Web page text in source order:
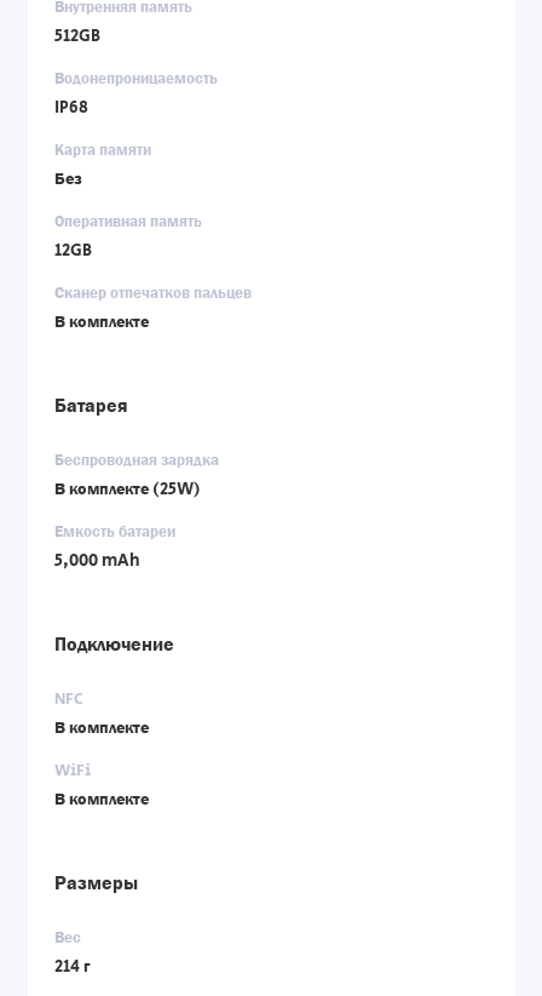
Внутренняя память
512GB
Водонепроницаемость
IP68
Карта памяти
Без
Оперативная память
12GB
Сканер отпечатков пальцев
В комплекте
Батарея
Беспроводная зарядка
В комплекте (25W)
Емкость батареи
5,000 mAh
Подключение
NFC
В комплекте
WiFi
В комплекте
Размеры
Вес
214 г